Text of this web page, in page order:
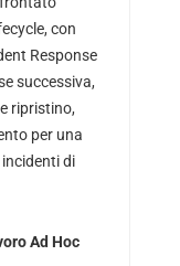
con
Response
successiva,
ripristino,
per una
di
Ad Hoc